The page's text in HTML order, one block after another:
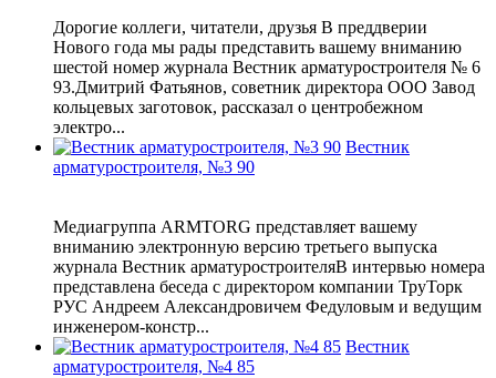
Дорогие коллеги, читатели, друзья В преддверии
Нового года мы рады представить вашему вниманию
шестой номер журнала Вестник арматуростроителя № 6
93.Дмитрий Фатьянов, советник директора ООО Завод
кольцевых заготовок, рассказал о центробежном
электро...
Вестник
арматуростроителя, №3 90
Медиагруппа ARMTORG представляет вашему
вниманию электронную версию третьего выпуска
журнала Вестник арматуростроителяВ интервью номера
представлена беседа с директором компании ТруТорк
РУС Андреем Александровичем Федуловым и ведущим
инженером-констр...
Вестник
арматуростроителя, №4 85